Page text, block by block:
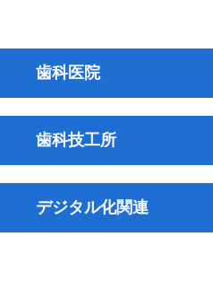
歯科医院
歯科技工所
デジタル化関連